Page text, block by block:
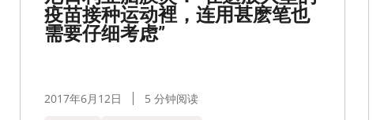
疫苗接种运动裡，连用甚麽笔也
需要仔细考虑”
2017年6月12日 5 分钟阅读